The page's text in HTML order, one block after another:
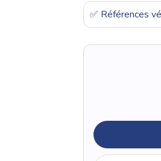
✅ Références